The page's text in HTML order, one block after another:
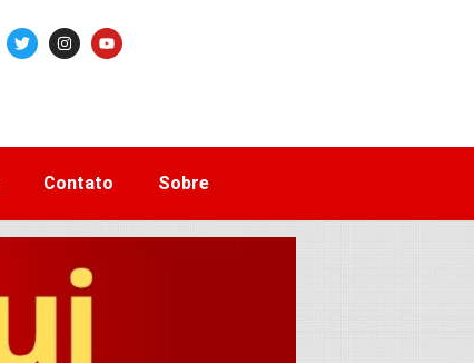
Contato Sobre